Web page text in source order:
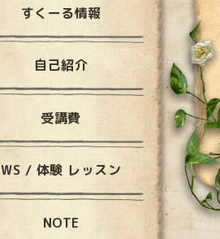
すくーる情報
自己紹介
受講費
WS / 体験 レッスン
NOTE